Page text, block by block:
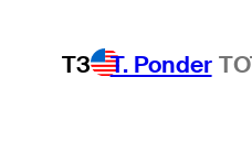
T3 T. Ponder